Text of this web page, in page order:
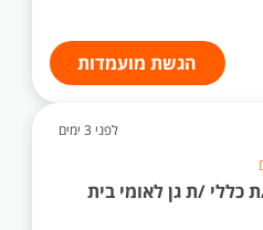
הגשת מועמדות
לפני 3 ימים
כללי /ת גן לאומי בית